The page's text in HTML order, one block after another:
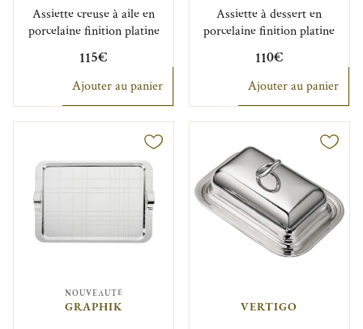
Assiette creuse à aile en
porcelaine finition platine
115€
Ajouter au panier
Assiette à dessert en
porcelaine finition platine
110€
Ajouter au panier
NOUVEAUTÉ
GRAPHIK VERTIGO